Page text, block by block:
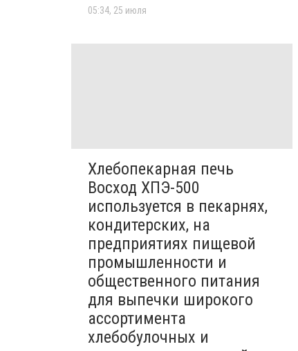
05:34, 25 июля
Хлебопекарная печь
Восход ХПЭ-500
используется в пекарнях,
кондитерских, на
предприятиях пищевой
промышленности и
общественного питания
для выпечки широкого
ассортимента
хлебобулочных и